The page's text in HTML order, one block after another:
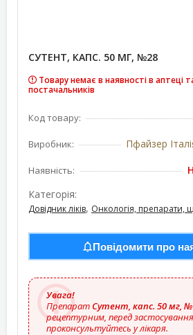
СУТЕНТ, КАПС. 50 МГ, №28
Товару немає в наявності в аптеці
постачальників
Код товару:
Виробник: Пфайзер
Наявність:
Категорія:
Довідник ліків, Онкологія, препарати,
Повідомити про
Увага!
Препарат Сутент, капс. 50 мг,
рецептурним, перед
проконсультуйтесь у лікаря.